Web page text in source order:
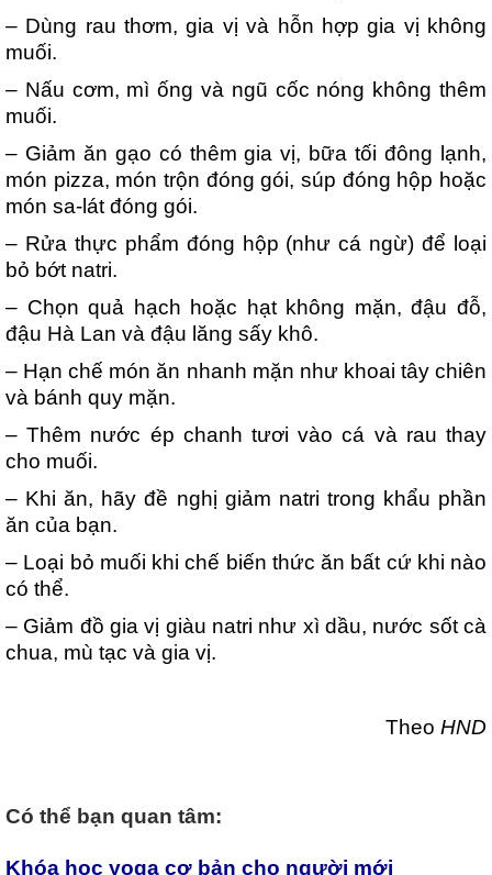
– Dùng rau thơm, gia vị và hỗn hợp gia vị không
muối.
– Nấu cơm, mì ống và ngũ cốc nóng không thêm
muối.
– Giảm ăn gạo có thêm gia vị, bữa tối đông lạnh,
món pizza, món trộn đóng gói, súp đóng hộp hoặc
món sa-lát đóng gói.
– Rửa thực phẩm đóng hộp (như cá ngừ) để loại
bỏ bớt natri.
– Chọn quả hạch hoặc hạt không mặn, đậu đỗ,
đậu Hà Lan và đậu lăng sấy khô.
– Hạn chế món ăn nhanh mặn như khoai tây chiên
và bánh quy mặn.
– Thêm nước ép chanh tươi vào cá và rau thay
cho muối.
– Khi ăn, hãy đề nghị giảm natri trong khẩu phần
ăn của bạn.
– Loại bỏ muối khi chế biến thức ăn bất cứ khi nào
có thể.
– Giảm đồ gia vị giàu natri như xì dầu, nước sốt cà
chua, mù tạc và gia vị.
Theo HND
Có thể bạn quan tâm:
Khóa học yoga cơ bản cho người mới